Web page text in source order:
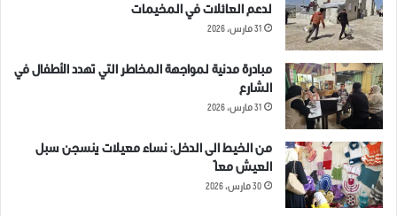
لدعم العائلات في المخيمات
31 مارس، 2026
مبادرة مدنية لمواجهة المخاطر التي تهدد الأطفال في
الشارع
31 مارس، 2026
من الخيط الى الدخل: نساء معيلات ينسجن سبل
العيش معاً
30 مارس، 2026